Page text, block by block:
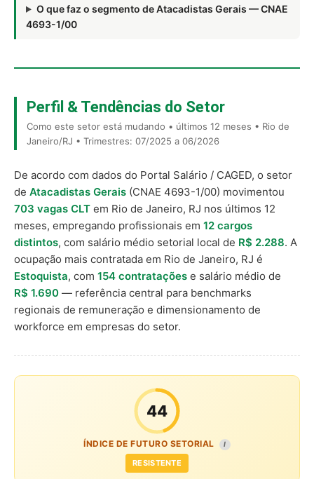
O que faz o segmento de Atacadistas Gerais — CNAE
4693-1/00
Perfil & Tendências do Setor
Como este setor está mudando • últimos 12 meses • Rio de
Janeiro/RJ • Trimestres: 07/2025 a 06/2026
De acordo com dados do Portal Salário / CAGED, o setor
de Atacadistas Gerais (CNAE 4693-1/00) movimentou
703 vagas CLT em Rio de Janeiro, RJ nos últimos 12
meses, empregando profissionais em 12 cargos
distintos, com salário médio setorial local de R$ 2.288. A
ocupação mais contratada em Rio de Janeiro, RJ é
Estoquista, com 154 contratações e salário médio de
R$ 1.690 — referência central para benchmarks
regionais de remuneração e dimensionamento de
workforce em empresas do setor.
44
ÍNDICE DE FUTURO SETORIAL I
RESISTENTE